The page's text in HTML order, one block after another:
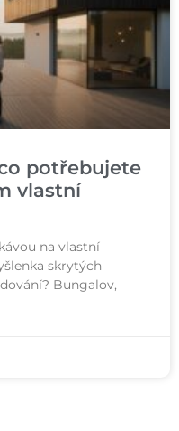
potřebujete
vlastní
na vlastní
skrytých
Bungalov,